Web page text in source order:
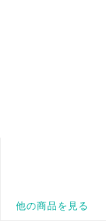
他の商品を見る